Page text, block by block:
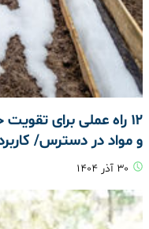
۱۲ راه عملی برای
و مواد در دسترس/